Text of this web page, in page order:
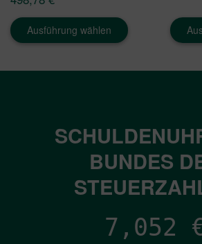
498,78 €
Ausführung wählen
BUNDES
7,052